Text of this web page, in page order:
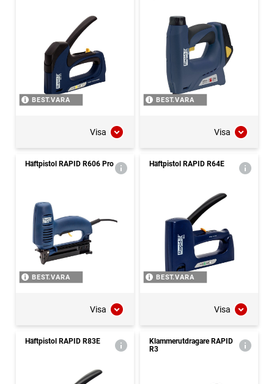
BEST.VARA
Visa
BEST.VARA
Visa
Häftpistol RAPID R606 Pro
BEST.VARA
Visa
Häftpistol RAPID R64E
BEST.VARA
Visa
Häftpistol RAPID R83E
Klammerutdragare RAPID
R3